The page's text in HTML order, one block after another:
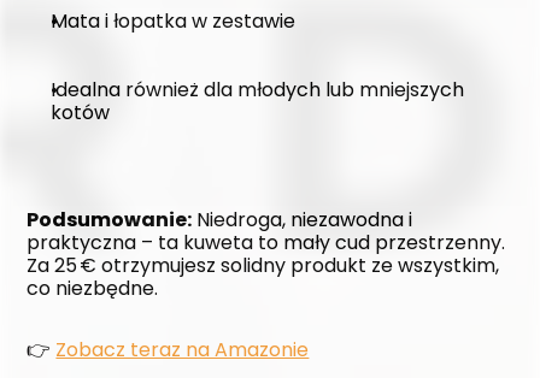
Mata i łopatka w zestawie
Idealna również dla młodych lub mniejszych
kotów
Podsumowanie: Niedroga, niezawodna i
praktyczna – ta kuweta to mały cud przestrzenny.
Za 25 € otrzymujesz solidny produkt ze wszystkim,
co niezbędne.
👉 Zobacz teraz na Amazonie